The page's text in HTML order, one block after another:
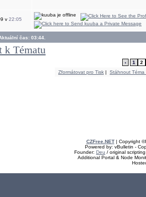
v 22:05
čas: 03:44.
‹ 1
2
Zformátovat pro Tisk | Stáhnout Téma
CZFree.NET| Copyright
Powered by: vBulletin -
Founder: Deu / original
Additional Portal & Node